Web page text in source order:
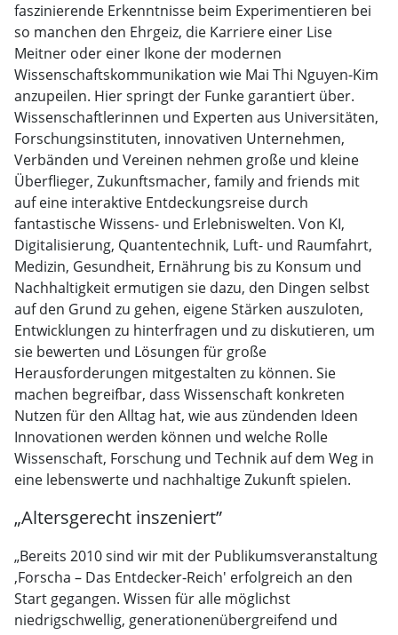
faszinierende Erkenntnisse beim Experimentieren bei
so manchen den Ehrgeiz, die Karriere einer Lise
Meitner oder einer Ikone der modernen
Wissenschaftskommunikation wie Mai Thi Nguyen-Kim
anzupeilen. Hier springt der Funke garantiert über.
Wissenschaftlerinnen und Experten aus Universitäten,
Forschungsinstituten, innovativen Unternehmen,
Verbänden und Vereinen nehmen große und kleine
Überflieger, Zukunftsmacher, family and friends mit
auf eine interaktive Entdeckungsreise durch
fantastische Wissens- und Erlebniswelten. Von KI,
Digitalisierung, Quantentechnik, Luft- und Raumfahrt,
Medizin, Gesundheit, Ernährung bis zu Konsum und
Nachhaltigkeit ermutigen sie dazu, den Dingen selbst
auf den Grund zu gehen, eigene Stärken auszuloten,
Entwicklungen zu hinterfragen und zu diskutieren, um
sie bewerten und Lösungen für große
Herausforderungen mitgestalten zu können. Sie
machen begreifbar, dass Wissenschaft konkreten
Nutzen für den Alltag hat, wie aus zündenden Ideen
Innovationen werden können und welche Rolle
Wissenschaft, Forschung und Technik auf dem Weg in
eine lebenswerte und nachhaltige Zukunft spielen.
„Altersgerecht inszeniert”
„Bereits 2010 sind wir mit der Publikumsveranstaltung
,Forscha – Das Entdecker-Reich' erfolgreich an den
Start gegangen. Wissen für alle möglichst
niedrigschwellig, generationenübergreifend und